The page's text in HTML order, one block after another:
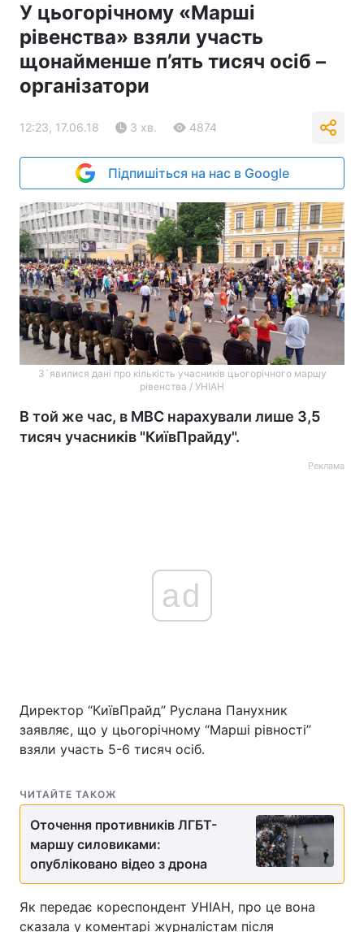
У цьогорічному «Марші
рівенства» взяли участь
щонайменше п’ять тисяч осіб –
організатори
12:23, 17.06.18 3 хв. 4874
Підпишіться на нас в Google
З`явилися дані про кількість учасників цьогорічного маршу
рівенства / УНІАН
В той же час, в МВС нарахували лише 3,5
тисяч учасників "КиївПрайду".
Реклама
ad
Директор “КиївПрайд” Руслана Панухник
заявляє, що у цьогорічному “Марші рівності”
взяли участь 5-6 тисяч осіб.
ЧИТАЙТЕ ТАКОЖ
Оточення противників ЛГБТ-
маршу силовиками:
опубліковано відео з дрона
Як передає кореспондент УНІАН, про це вона
сказала у коментарі журналістам після